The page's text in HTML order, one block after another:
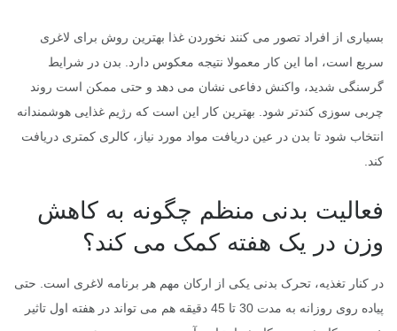
بسیاری از افراد تصور می کنند نخوردن غذا بهترین روش برای لاغری
سریع است، اما این کار معمولا نتیجه معکوس دارد. بدن در شرایط
گرسنگی شدید، واکنش دفاعی نشان می دهد و حتی ممکن است روند
چربی سوزی کندتر شود. بهترین کار این است که رژیم غذایی هوشمندانه
انتخاب شود تا بدن در عین دریافت مواد مورد نیاز، کالری کمتری دریافت
کند.
فعالیت بدنی منظم چگونه به کاهش
وزن در یک هفته کمک می کند؟
در کنار تغذیه، تحرک بدنی یکی از ارکان مهم هر برنامه لاغری است. حتی
پیاده روی روزانه به مدت 30 تا 45 دقیقه هم می تواند در هفته اول تاثیر